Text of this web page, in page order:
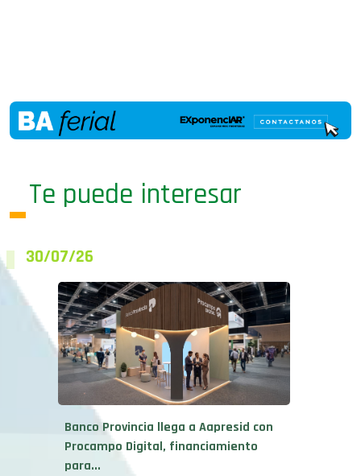
Te puede interesar
30/07/26
Banco Provincia llega a Aapresid con
Procampo Digital, financiamiento
para...